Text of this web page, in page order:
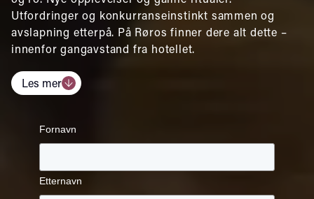
Utfordringer og konkurranseinstinkt sammen og
avslapning etterpå. På Røros finner dere alt dette –
innenfor gangavstand fra hotellet.
Les mer
Fornavn
Etternavn